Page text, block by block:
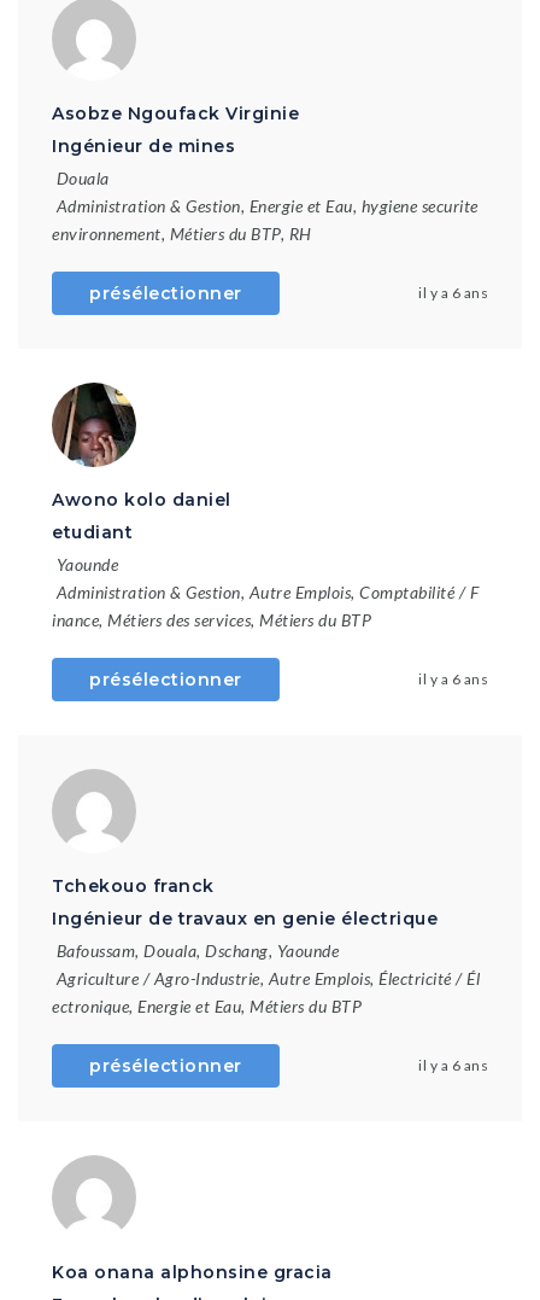
Asobze Ngoufack Virginie
Ingénieur de mines
Douala
Administration & Gestion, Energie et Eau, hygiene securite
environnement, Métiers du BTP, RH
présélectionner il y a 6 ans
Awono kolo daniel
etudiant
Yaounde
Administration & Gestion, Autre Emplois, Comptabilité / F
inance, Métiers des services, Métiers du BTP
présélectionner il y a 6 ans
Tchekouo franck
Ingénieur de travaux en genie électrique
Bafoussam, Douala, Dschang, Yaounde
Agriculture / Agro-Industrie, Autre Emplois, Électricité / Él
ectronique, Energie et Eau, Métiers du BTP
présélectionner il y a 6 ans
Koa onana alphonsine gracia